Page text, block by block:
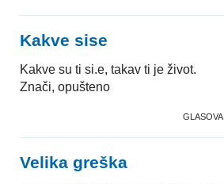
Kakve sise
Kakve su ti si.e, takav ti je život.
Znači, opušteno
GLASOVA:
Velika greška